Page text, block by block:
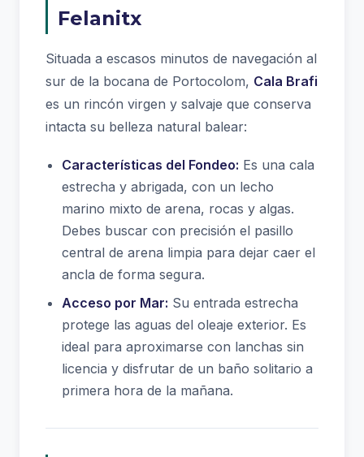
Felanitx
Situada a escasos minutos de navegación al
sur de la bocana de Portocolom, Cala Brafi
es un rincón virgen y salvaje que conserva
intacta su belleza natural balear:
Características del Fondeo: Es una cala
estrecha y abrigada, con un lecho
marino mixto de arena, rocas y algas.
Debes buscar con precisión el pasillo
central de arena limpia para dejar caer el
ancla de forma segura.
Acceso por Mar: Su entrada estrecha
protege las aguas del oleaje exterior. Es
ideal para aproximarse con lanchas sin
licencia y disfrutar de un baño solitario a
primera hora de la mañana.